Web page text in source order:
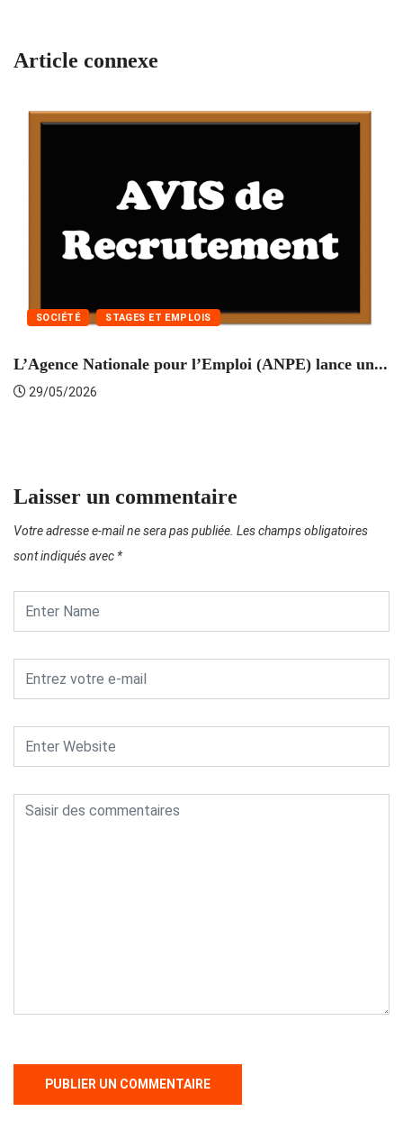
Article connexe
SOCIÉTÉ STAGES ET EMPLOIS
L’Agence Nationale pour l’Emploi (ANPE) lance un...
29/05/2026
Laisser un commentaire
Votre adresse e-mail ne sera pas publiée. Les champs obligatoires
sont indiqués avec *